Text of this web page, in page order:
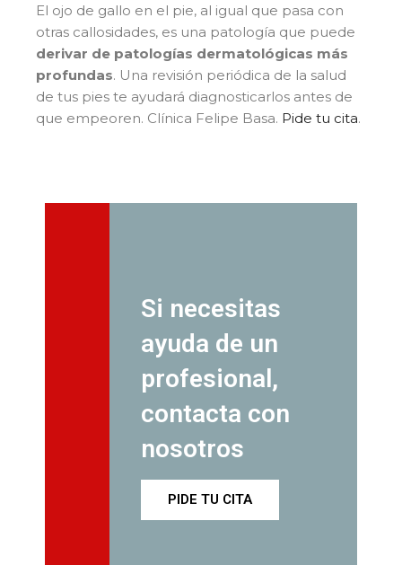
El ojo de gallo en el pie, al igual que pasa con
otras callosidades, es una patología que puede
derivar de patologías dermatológicas más
profundas. Una revisión periódica de la salud
de tus pies te ayudará diagnosticarlos antes de
que empeoren. Clínica Felipe Basa. Pide tu cita.
Si necesitas
ayuda de un
profesional,
contacta con
nosotros
PIDE TU CITA